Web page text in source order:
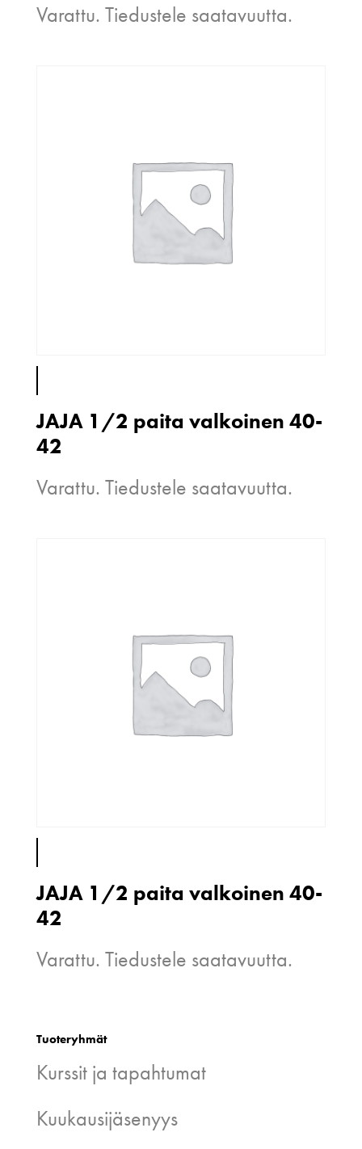
Varattu. Tiedustele saatavuutta.
JAJA 1/2 paita valkoinen 40-
42
Varattu. Tiedustele saatavuutta.
JAJA 1/2 paita valkoinen 40-
42
Varattu. Tiedustele saatavuutta.
Tuoteryhmät
Kurssit ja tapahtumat
Kuukausijäsenyys